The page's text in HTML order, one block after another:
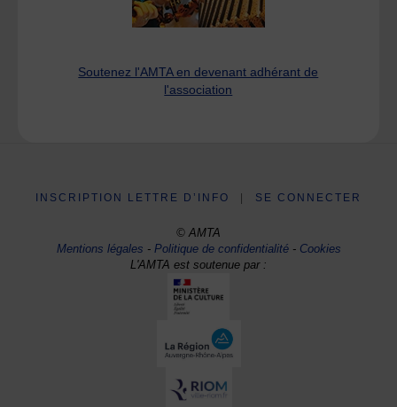
Soutenez l'AMTA en devenant adhérant de
l'association
INSCRIPTION LETTRE D’INFO SE CONNECTER
© AMTA
Mentions légales -Politique de confidentialité- Cookies
L'AMTA est soutenue par :